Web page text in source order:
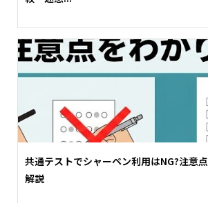
共通テストでシャーペン利用はNG?注意
解説